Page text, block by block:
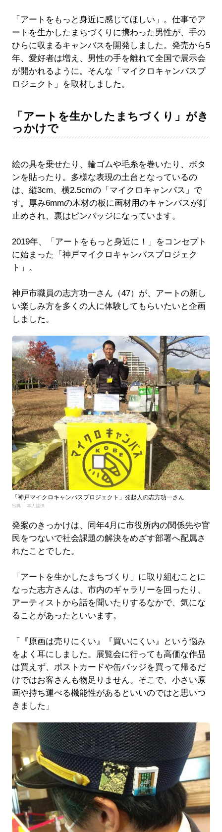
「アートをもっと身近に感じてほしい」。仕事でア
ートを生かしたまちづくりに携わった男性が、手の
ひらに収まるキャンバスを開発しました。発売から5
年、愛好者は増え、男性の手を離れて全国で展示会
が開かれるように。そんな「マイクロキャンバスプ
ロジェクト」を取材しました。
「アートを生かしたまちづくり」がき
っかけで
絵の具を乗せたり、輪ゴムや毛糸を巻いたり、ボタ
ンを貼ったり。多様な表現の土台となっているの
は、縦3cm、横2.5cmの「マイクロキャンバス」で
す。厚み6mmの木材の板に画材用のキャンバスが釘
止めされ、裏はピンバッジになっています。
2019年、「アートをもっと身近に！」をコンセプト
に始まった「神戸マイクロキャンバスプロジェク
ト」。
神戸市職員の志方功一さん（47）が、アートの新し
い楽しみ方を多くの人に体験してもらいたいと企画
しました。
「神戸マイクロキャンバスプロジェクト」発起人の志方功一さん
出典： 本人提供
発案のきっかけは、同年4月に市役所内の関係先や官
民をつないで社会課題の解決をめざす部署へ配属さ
れたことでした。
「アートを生かしたまちづくり」に取り組むことに
なった志方さんは、市内のギャラリーを回ったり、
アーティストから話を聞いたりするなかで、気にな
ることがあったといいます。
「『原画は売りにくい』『買いにくい』という悩み
をよく耳にしました。展覧会に行っても高価な作品
は買えず、ポストカードや缶バッジを買って帰るだ
けではお客さんも物足りません。そこで、小さい原
画や持ち運べる機能性があるといいのではと思いつ
きました」